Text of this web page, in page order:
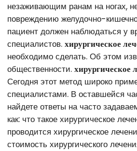
незаживающим ранам на ногах,
повреждению желудочно-
пациент должен наблюдаться у
специалистов. хирургическое
необходимо сделать. Об этом
общественности. хирургическое
Сегодня этот метод широко
специалистами. В оставшейся
найдете ответы на часто
как: что такое хирургическое
проводится хирургическое
стоимость хирургического